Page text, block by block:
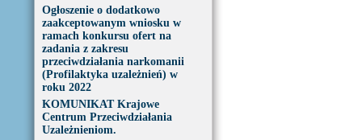
Ogłoszenie o dodatkowo
zaakceptowanym wniosku w
ramach konkursu ofert na
zadania z zakresu
przeciwdziałania narkomanii
(Profilaktyka uzależnień) w
roku 2022
KOMUNIKAT Krajowe
Centrum Przeciwdziałania
Uzależnieniom.